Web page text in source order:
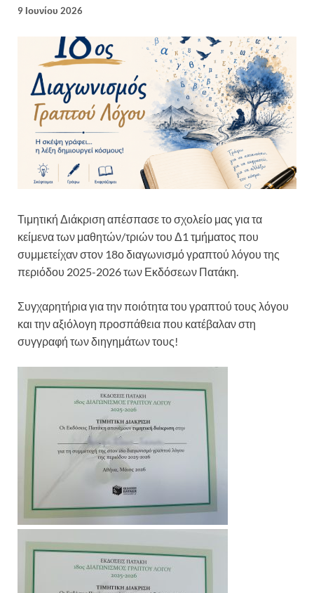
9 Ιουνίου 2026
Τιμητική Διάκριση απέσπασε το σχολείο μας για τα
κείμενα των μαθητών/τριών του Δ1 τμήματος που
συμμετείχαν στον 18ο διαγωνισμό γραπτού λόγου της
περιόδου 2025-2026 των Εκδόσεων Πατάκη.
Συγχαρητήρια για την ποιότητα του γραπτού τους λόγου
και την αξιόλογη προσπάθεια που κατέβαλαν στη
συγγραφή των διηγημάτων τους!